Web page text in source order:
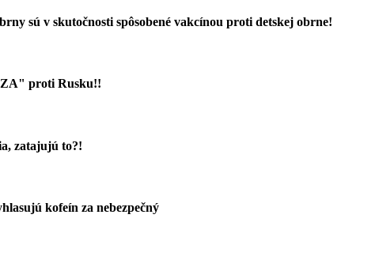
sú v skutočnosti spôsobené vakcínou proti detskej obrne!
proti Rusku!!
zatajujú to?!
kofeín za nebezpečný